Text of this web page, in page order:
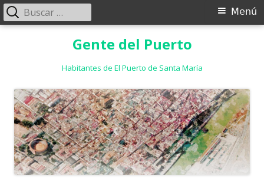
Gente del Puerto
Habitantes de El Puerto de Santa María
Menú
Menú
Buscar: